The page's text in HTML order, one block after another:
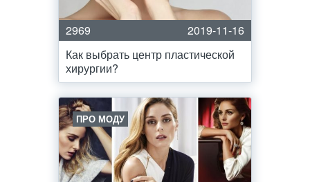
2969
2019-11-16
Как выбрать центр пластической
хирургии?
ПРО МОДУ